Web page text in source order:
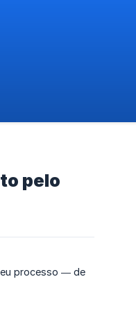
pelo
processo — de